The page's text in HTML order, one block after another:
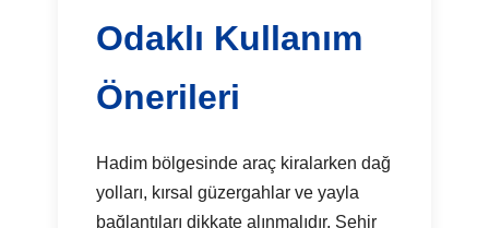
Odaklı Kullanım
Önerileri
Hadim bölgesinde araç kiralarken dağ
yolları, kırsal güzergahlar ve yayla
bağlantıları dikkate alınmalıdır. Şehir